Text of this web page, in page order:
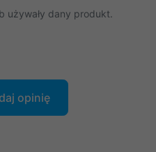
używały dany produkt.
opinię